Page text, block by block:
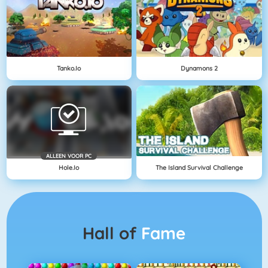
Tanko.io Dynamons 2
ALLEEN VOOR PC
Hole.io The Island Survival Challenge
Hall of Fame